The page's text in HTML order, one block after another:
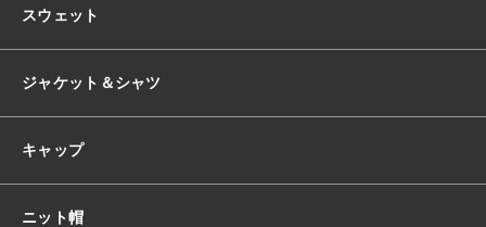
スウェット
ジャケット＆シャツ
キャップ
ニット帽